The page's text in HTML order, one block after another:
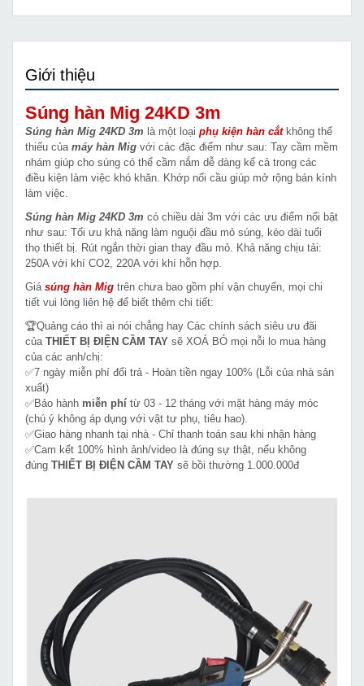
Giới thiệu
Súng hàn Mig 24KD 3m
Súng hàn Mig 24KD 3m là một loại phụ kiện hàn cắtkhông thể
thiếu của máy hàn Mig với các đặc điểm như sau: Tay cầm mềm
nhám giúp cho súng có thể cầm nắm dễ dàng kể cả trong các
điều kiện làm việc khó khăn. Khớp nối cầu giúp mở rộng bán kính
làm việc.
Súng hàn Mig 24KD 3m có chiều dài 3m với các ưu điểm nổi bật
như sau: Tối ưu khả năng làm nguội đầu mỏ súng, kéo dài tuổi
thọ thiết bị. Rút ngắn thời gian thay đầu mỏ. Khả năng chịu tải:
250A với khí CO2, 220A với khí hỗn hợp.
Giá súng hàn Mig trên chưa bao gồm phí vận chuyển, mọi chi
tiết vui lòng liên hệ để biết thêm chi tiết:
🏆Quảng cáo thì ai nói chẳng hay Các chính sách siêu ưu đãi
của THIẾT BỊ ĐIỆN CẦM TAY sẽ XOÁ BỎ mọi nỗi lo mua hàng
của các anh/chị:
✅7 ngày miễn phí đổi trả - Hoàn tiền ngay 100% (Lỗi của nhà sản
xuất)
✅Bảo hành miễn phí từ 03 - 12 tháng với mặt hàng máy móc
(chú ý không áp dụng với vật tư phụ, tiêu hao).
✅Giao hàng nhanh tại nhà - Chỉ thanh toán sau khi nhận hàng
✅Cam kết 100% hình ảnh/video là đúng sự thật, nếu không
đúng THIẾT BỊ ĐIỆN CẦM TAY sẽ bồi thường 1.000.000đ